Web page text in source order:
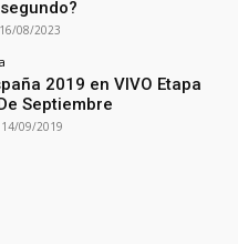
16/08/2023
2019 en VIVO Etapa
Septiembre
14/09/2019